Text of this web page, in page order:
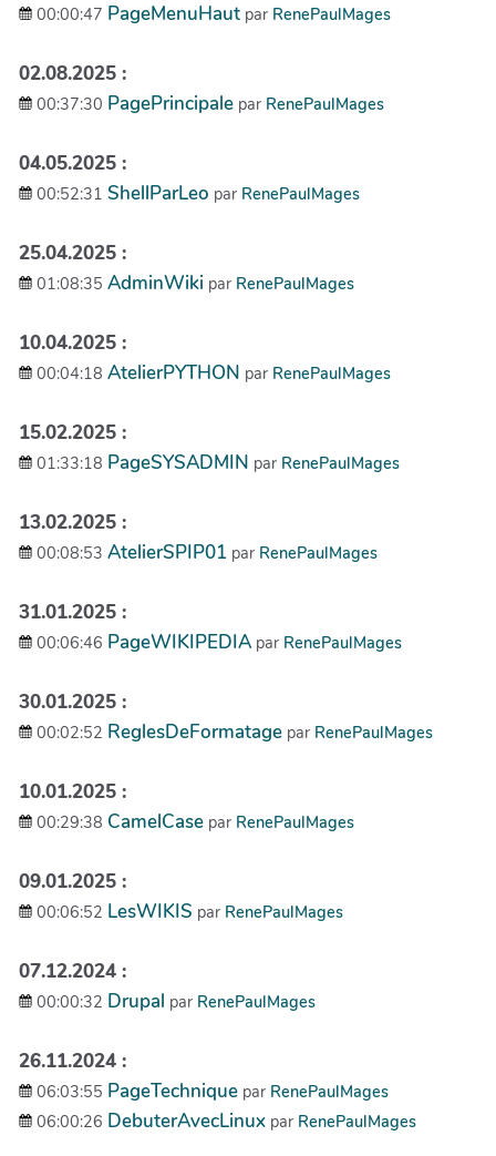
00:00:47 PageMenuHaut par RenePaulMages
02.08.2025 :
00:37:30 PagePrincipale par RenePaulMages
04.05.2025 :
00:52:31 ShellParLeo par RenePaulMages
25.04.2025 :
01:08:35 AdminWiki par RenePaulMages
10.04.2025 :
00:04:18 AtelierPYTHON par RenePaulMages
15.02.2025 :
01:33:18 PageSYSADMIN par RenePaulMages
13.02.2025 :
00:08:53 AtelierSPIP01 par RenePaulMages
31.01.2025 :
00:06:46 PageWIKIPEDIA par RenePaulMages
30.01.2025 :
00:02:52 ReglesDeFormatage par RenePaulMages
10.01.2025 :
00:29:38 CamelCase par RenePaulMages
09.01.2025 :
00:06:52 LesWIKIS par RenePaulMages
07.12.2024 :
00:00:32 Drupal par RenePaulMages
26.11.2024 :
06:03:55 PageTechnique par RenePaulMages
06:00:26 DebuterAvecLinux par RenePaulMages